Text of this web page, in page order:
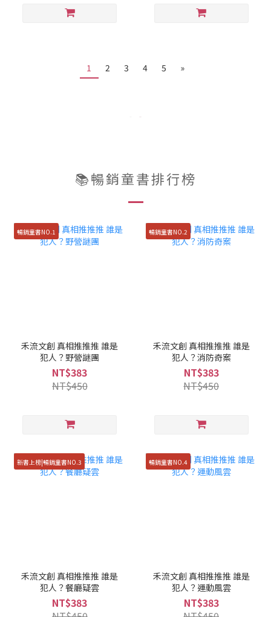
1 2 3 4 5 »
📚暢銷童書排行榜
暢銷童書NO.1
禾流文創 真相推推推 誰是
犯人？野營謎團
NT$383
NT$450
暢銷童書NO.2
禾流文創 真相推推推 誰是
犯人？消防奇案
NT$383
NT$450
新書上榜|暢銷童書NO.3
禾流文創 真相推推推 誰是
犯人？餐廳疑雲
NT$383
暢銷童書NO.4
禾流文創 真相推推推 誰是
犯人？運動風雲
NT$383